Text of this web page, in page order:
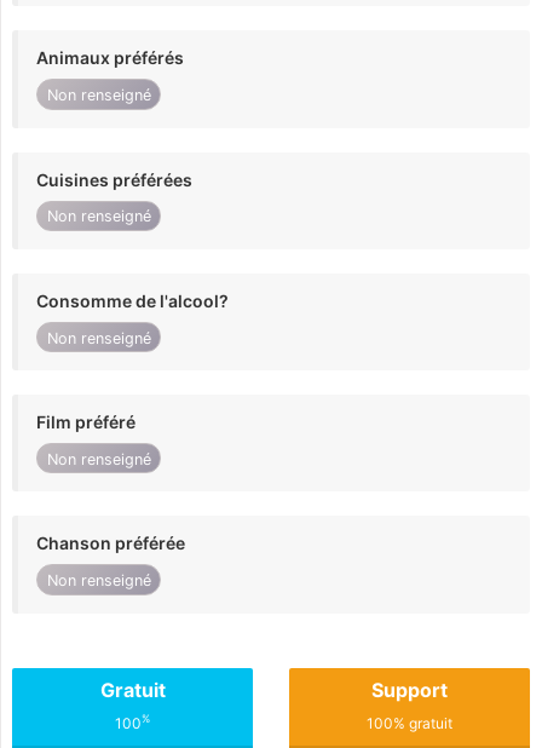
Animaux préférés
Non renseigné
Cuisines préférées
Non renseigné
Consomme de l'alcool?
Non renseigné
Film préféré
Non renseigné
Chanson préférée
Non renseigné
Gratuit
100%
Support
100% gratuit